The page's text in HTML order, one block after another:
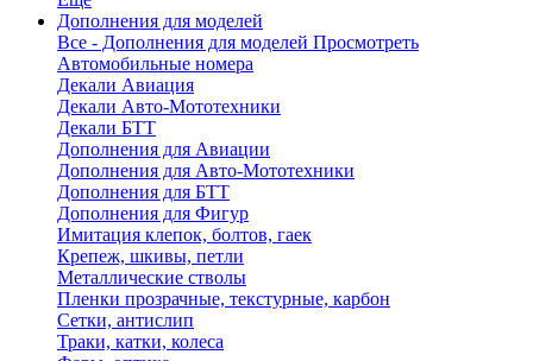
Дополнения для моделей
Все - Дополнения для моделей Просмотреть
Автомобильные номера
Декали Авиация
Декали Авто-Мототехники
Декали БТТ
Дополнения для Авиации
Дополнения для Авто-Мототехники
Дополнения для БТТ
Дополнения для Фигур
Имитация клепок, болтов, гаек
Крепеж, шкивы, петли
Металлические стволы
Пленки прозрачные, текстурные, карбон
Сетки, антислип
Траки, катки, колеса